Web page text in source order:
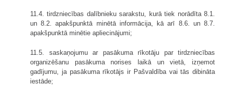
11.4. tirdzniecības dalībnieku sarakstu, kurā tiek norādīta 8.1.
un 8.2. apakšpunktā minētā informācija, kā arī 8.6. un 8.7.
apakšpunktā minētie apliecinājumi;
11.5. saskaņojumu ar pasākuma rīkotāju par tirdzniecības
organizēšanu pasākuma norises laikā un vietā, izņemot
gadījumu, ja pasākuma rīkotājs ir Pašvaldība vai tās dibināta
iestāde;